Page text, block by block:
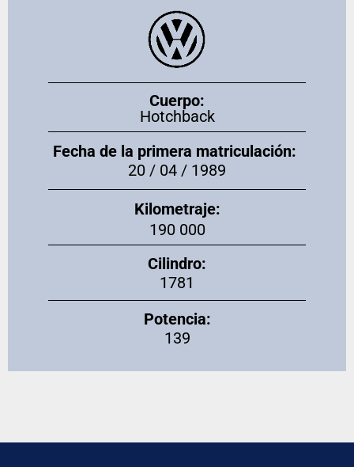
Cuerpo:
Hotchback
Fecha de la primera matriculación:
20 / 04 / 1989
Kilometraje:
190 000
Cilindro:
1781
Potencia:
139